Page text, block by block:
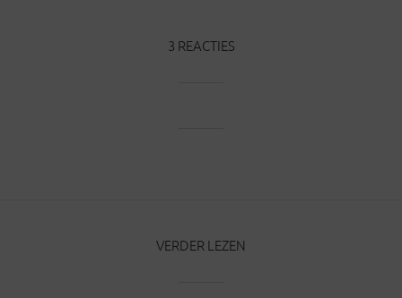
3 REACTIES
VERDER LEZEN